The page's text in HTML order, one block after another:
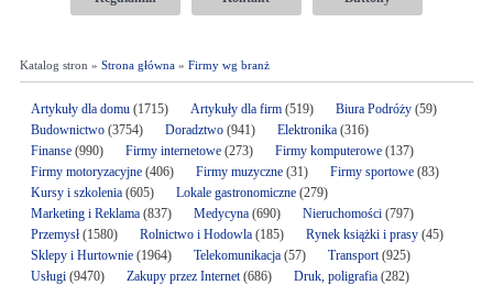
Katalog stron » Strona główna» Firmy wg branż
Artykuły dla domu(1715) Artykuły dla firm(519) Biura Podróży(59)
Budownictwo(3754) Doradztwo(941) Elektronika (316)
Finanse(990) Firmy internetowe (273) Firmy komputerowe(137)
Firmy motoryzacyjne(406) Firmy muzyczne(31) Firmy sportowe(83)
Kursy i szkolenia(605) Lokale gastronomiczne(279)
Marketing i Reklama(837) Medycyna(690) Nieruchomości(797)
Przemysł(1580) Rolnictwo i Hodowla(185) Rynek książki i prasy(45)
Sklepy i Hurtownie(1964) Telekomunikacja(57) Transport(925)
Usługi(9470) Zakupy przez Internet(686) Druk, poligrafia(282)